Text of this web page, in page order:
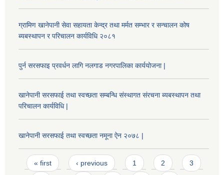
ग्रामिण खानेपानी सेवा सहायता केन्द्र तथा मर्मत सम्भार र सन्चालन कोष
ब्यबस्थापन र परिचालन कार्यविधि २०८१
पुर्न सरसफाइ प्रवर्धन लागि नलगाड नगरपालिका कार्ययोजना |
खानेपानी सरसफाई तथा स्वच्छता सम्बन्धि संस्थागत संरचना ब्यबस्थापन तथा
परिचालन कार्यविधि |
खानेपानी सरसफाई तथा स्वच्छता नमूना ऐन २०७८ |
Pages
« first ‹ previous 1 2 3